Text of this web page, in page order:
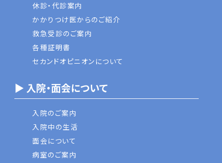
休診・代診案内
かかりつけ医からのご紹介
救急受診のご案内
各種証明書
セカンドオピニオンについて
▶ 入院・面会について
入院のご案内
入院中の生活
面会について
病室のご案内